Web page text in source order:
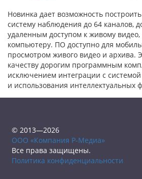
Новинка дает возможность
систему наблюдения до 64 каналов,
удаленным доступом к живому видео,
компьютеру. ПО доступно для
просмотром живого видео и архива.
качеству дорогим программным
исключением интеграции с
и использования интеллектуальных
© 2013—2026
ООО «Компания Р-Медиа»
Все права защищены.
Политика конфиденциальности